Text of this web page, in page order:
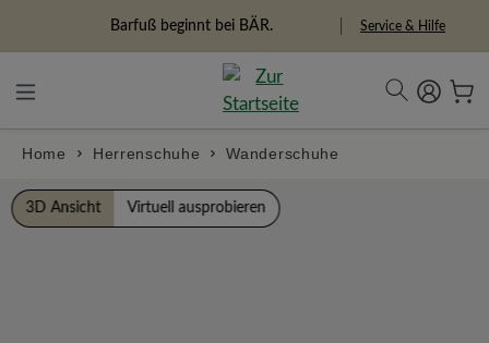
Freiheitspioniere Service & Hilfe
Home Herrenschuhe Wanderschuhe
Bildergalerie überspringen
3D Ansicht Virtuell ausprobieren